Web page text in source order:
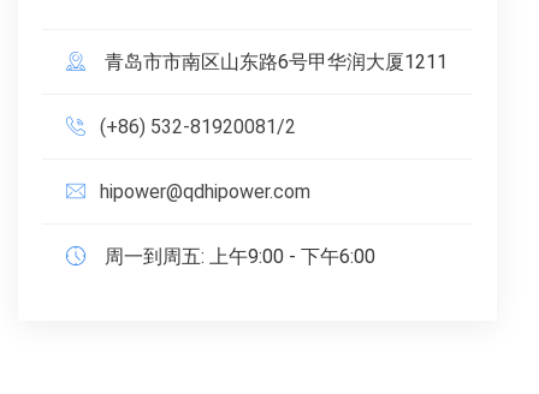
青岛市市南区山东路6号甲华润大厦1211
(+86) 532-81920081/2
hipower@qdhipower.com
周一到周五: 上午9:00 - 下午6:00